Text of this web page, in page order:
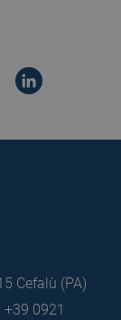
Cefalù (PA)
+39 0921